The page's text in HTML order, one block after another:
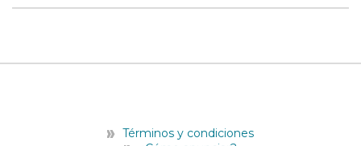
Términos y condiciones